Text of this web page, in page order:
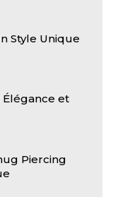
Style Unique
Élégance et
Piercing